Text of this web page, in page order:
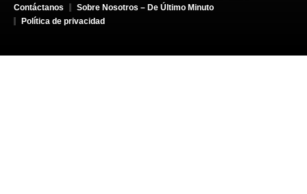
Contáctanos
Sobre Nosotros – De Último Minuto
Política de privacidad